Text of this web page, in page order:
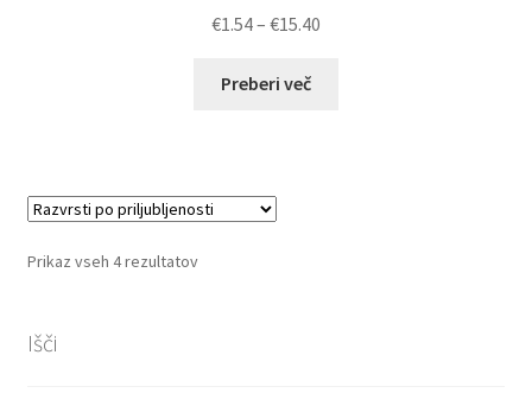
€1.54– €15.40
Preberi več
Prikaz vseh 4 rezultatovRazvrščeno
Išči